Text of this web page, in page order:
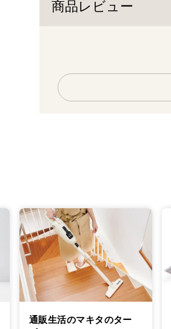
商品レビュー
通販生活のマキタのター